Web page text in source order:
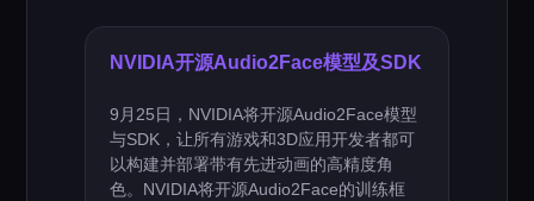
NVIDIA开源Audio2Face模型及SDK
9月25日，NVIDIA将开源Audio2Face模型
与SDK，让所有游戏和3D应用开发者都可
以构建并部署带有先进动画的高精度角
色。NVIDIA将开源Audio2Face的训练框